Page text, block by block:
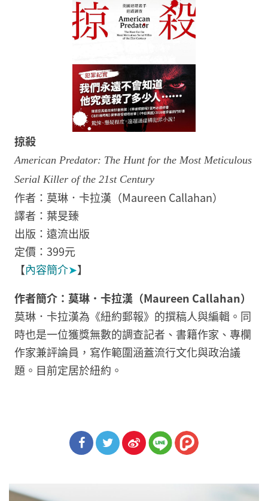
掠殺
American Predator: The Hunt for the Most Meticulous
Serial Killer of the 21st Century
作者：莫琳．卡拉漢（Maureen Callahan）
譯者：葉旻臻
出版：遠流出版
定價：399元
【內容簡介➤】
作者簡介： 莫琳．卡拉漢（Maureen Callahan）
莫琳．卡拉漢為《紐約郵報》的撰稿人與編輯。同
時也是一位獲獎無數的調查記者、書籍作家、專欄
作家兼評論員，寫作範圍涵蓋流行文化與政治議
題。目前定居於紐約。